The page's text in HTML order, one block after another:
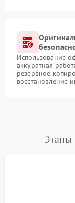
Использование
аккуратная
резервное
восстановление
Этапы